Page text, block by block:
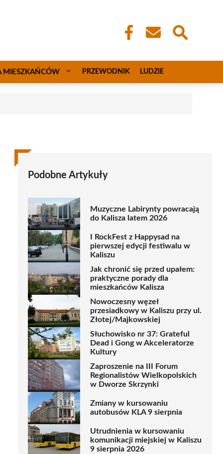
MIESZKAŃCÓW PRZEWODNIK LUDZIE
Podobne Artykuły
Muzyczne Labirynty powracają
do Kalisza latem 2026
I RockFest z Happysad na
pierwszej edycji festiwalu w
Kaliszu
Jak chronić się przed upałem:
praktyczne porady dla
mieszkańców Kalisza
Nowoczesny węzeł
przesiadkowy w Kaliszu przy ul.
Złotej/Majkowskiej
Słuchowisko nr 37: Grateful
Dead i Gong w Akceleratorze
Kultury
Zaproszenie na III Forum
Regionalistów Wielkopolskich
w Dworze Skrzynki
Zmiany w kursowaniu
autobusów KLA 9 sierpnia
Utrudnienia w kursowaniu
komunikacji miejskiej w Kaliszu
9 sierpnia 2026